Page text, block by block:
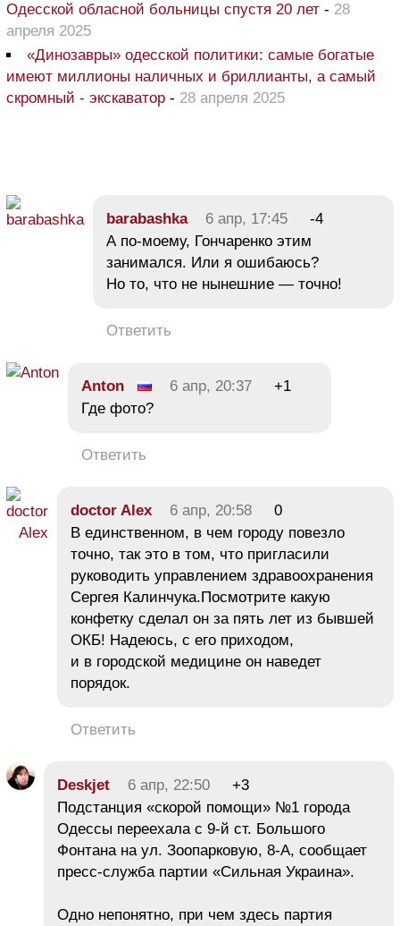
Одесской обласной больницы спустя 20 лет - 28
апреля 2025
«Динозавры» одесской политики: самые богатые
имеют миллионы наличных и бриллианты, а самый
скромный - экскаватор - 28 апреля 2025
barabashka 6 апр, 17:45
-4
А по-моему, Гончаренко этим
занимался. Или я ошибаюсь?
Но то, что не нынешние — точно!
Ответить
Anton 6 апр, 20:37
+1
Где фото?
Ответить
doctor Alex 6 апр, 20:58
0
В единственном, в чем городу повезло
точно, так это в том, что пригласили
руководить управлением здравоохранения
Сергея Калинчука.Посмотрите какую
конфетку сделал он за пять лет из бывшей
ОКБ! Надеюсь, с его приходом,
и в городской медицине он наведет
порядок.
Ответить
Deskjet 6 апр, 22:50
+3
Подстанция «скорой помощи» №1 города
Одессы переехала с 9-й ст. Большого
Фонтана на ул. Зоопарковую, 8-А, сообщает
пресс-служба партии «Сильная Украина».
Одно непонятно, при чем здесь партия